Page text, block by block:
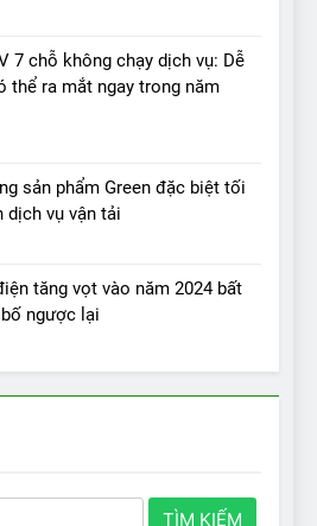
7 chỗ không chạy dịch vụ: Dễ
thể ra mắt ngay trong năm
sản phẩm Green đặc biệt tối
dịch vụ vận tải
tăng vọt vào năm 2024 bất
ngược lại